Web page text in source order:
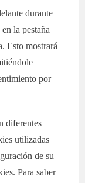
durante
la pestaña
Esto mostrará
por
diferentes
utilizadas
de su
Para saber